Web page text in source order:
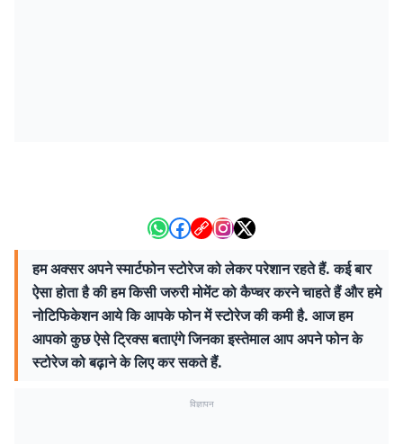
हम अक्सर अपने स्मार्टफोन स्टोरेज को लेकर परेशान रहते हैं. कई बार
ऐसा होता है की हम किसी जरुरी मोमेंट को कैप्चर करने चाहते हैं और हमे
नोटिफिकेशन आये कि आपके फोन में स्टोरेज की कमी है. आज हम
आपको कुछ ऐसे ट्रिक्स बताएंगे जिनका इस्तेमाल आप अपने फोन के
स्टोरेज को बढ़ाने के लिए कर सकते हैं.
विज्ञापन